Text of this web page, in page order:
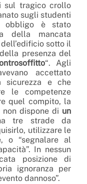
sul tragico crollo
sugli studenti
obbligo è stato
della mancata
sotto il
presenza del
“. Agli
accettato
sicurezza e che
le competenze
quel compito, la
non dispone di un
tre strade da
utilizzare le
o “segnalare al
In nessun
posizione di
ignoranza per
dannoso”.